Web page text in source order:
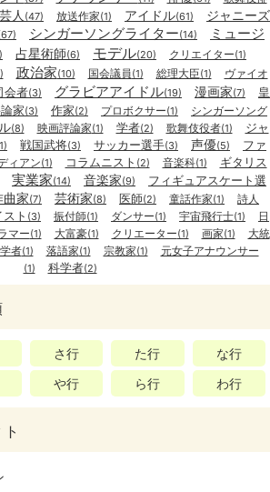
人 (47) 放送作家(1) アイドル(61) ジャニーズ
シンガーソングライター(14)
ミュージ
占星術師(6) モデル(20) クリエイター(1)
政治家(10) 国会議員(1) 総理大臣(1)
ヴァイオ
会者(3) グラビアアイドル(19) 漫画家(7)
皇
家(3) 作家(2) プロボクサー(1)
シンガーソング
(8) 映画評論家(1) 学者(2) 歌舞伎役者(1)
ジャ
戦国武将(3) サッカー選手(3) 声優(5)
ファ
ィアン(1) コラムニスト (2) 音楽科(1)
ギタリス
実業家(14) 音楽家(9)
フィギュアスケート選
曲家(7) 芸術家(8) 医師(2) 童話作家(1) 詩人
ト (3) 振付師(1) ダンサー(1) 宇宙飛行士(1)
日
マー(1) 大富豪(1) クリエーター(1) 画家(1)
大統
者(1) 落語家(1) 宗教家(1) 元女子アナウンサー
(1) 科学者(2)
さ行 た行
な行
や行 ら行 わ行